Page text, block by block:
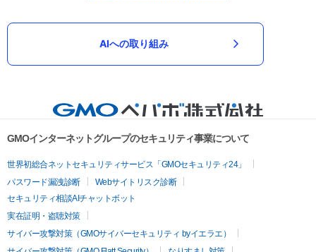
AIへの取り組み
GMOインターネットグループのセキュリティ事業について
世界初総合ネットセキュリティサービス「GMOセキュリティ24」
パスワード漏洩診断
Webサイトリスク診断
セキュリティ相談AIチャットボット
実在証明・盗聴対策
サイバー攻撃対策（GMOサイバーセキュリティ byイエラエ）